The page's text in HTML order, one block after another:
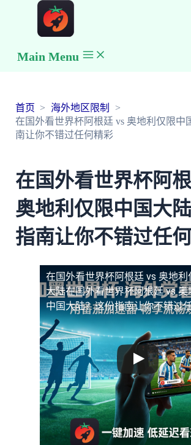
Main Menu
首页
海外地区限制
在国外看世界杯阿根廷 vs 奥地利仅限中
南让你不错过任何精彩
在国外看世界杯阿
奥地利仅限中国大
指南让你不错过任
在国外看世界杯阿根廷 vs 奥地利
大陆在国外看世界杯阿根廷 vs 奥
中国大陆？这份指南让你不错过